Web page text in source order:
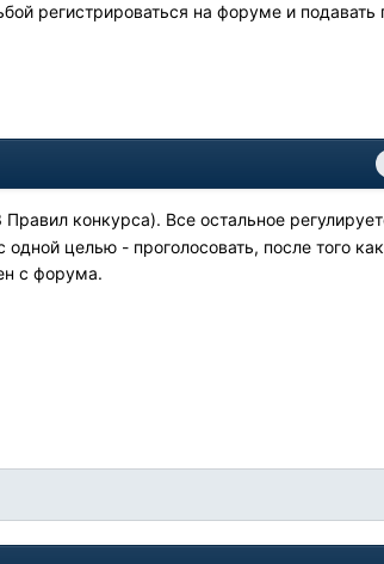
регистрироваться на форуме и подавать
конкурса). Все остальное
целью - проголосовать, после того
с форума.